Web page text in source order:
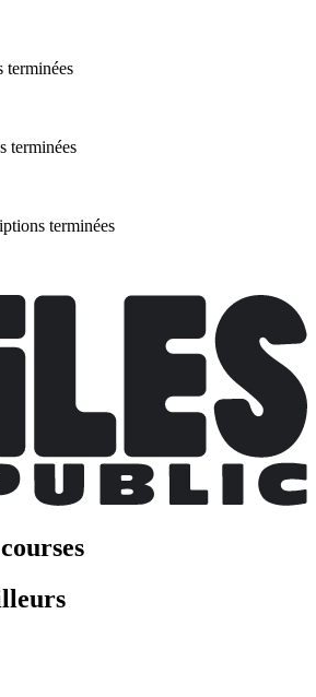
terminées
terminées
terminées